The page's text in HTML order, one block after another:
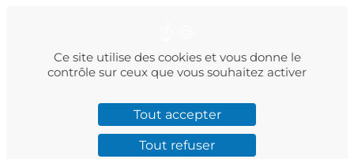
POLITIQUE DE CONFIDENTIALITÉ
FacebookInstagram
LinkedIn
TwitterYouTube
Ce site utilise des cookies et vous donne le
contrôle sur ceux que vous souhaitez activer
Tout accepter
Tout refuser